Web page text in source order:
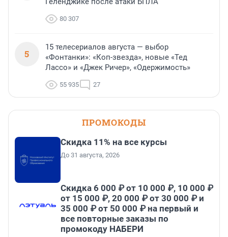
80 307
5
15 телесериалов августа — выбор
«Фонтанки»: «Коп-звезда», новые «Тед
Лассо» и «Джек Ричер», «Одержимость»
55 935 27
ПРОМОКОДЫ
Скидка 11% на все курсы
До 31 августа, 2026
Скидка 6 000 ₽ от 10 000 ₽, 10 000 ₽
от 15 000 ₽, 20 000 ₽ от 30 000 ₽ и
35 000 ₽ от 50 000 ₽ на первый и
все повторные заказы по
промокоду НАБЕРИ